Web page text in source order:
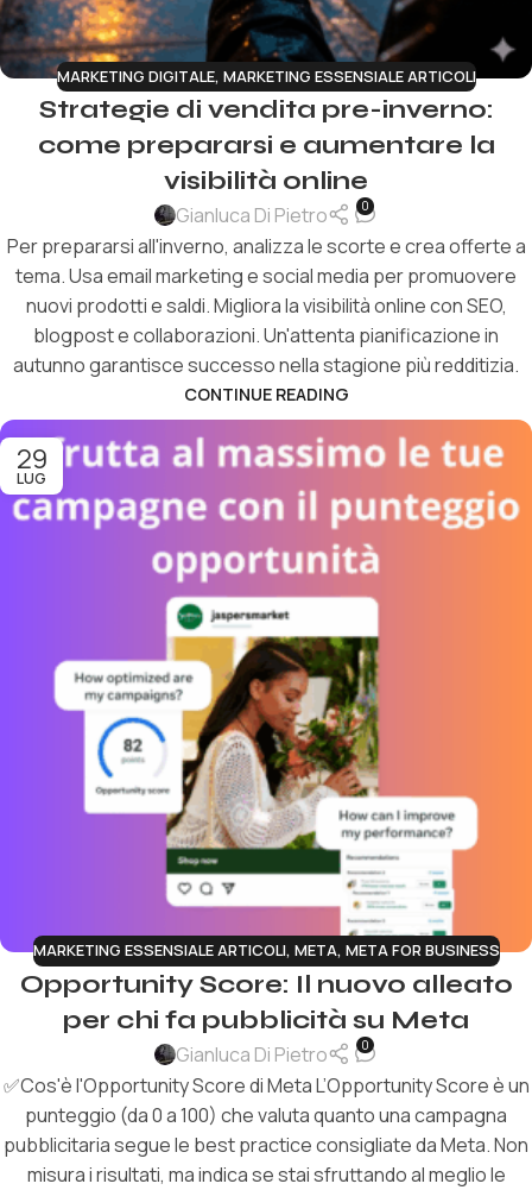
MARKETING DIGITALE, MARKETING ESSENSIALE ARTICOLI
Strategie di vendita pre-inverno:
come prepararsi e aumentare la
visibilità online
Gianluca Di Pietro 0
Per prepararsi all'inverno, analizza le scorte e crea offerte a
tema. Usa email marketing e social media per promuovere
nuovi prodotti e saldi. Migliora la visibilità online con SEO,
blogpost e collaborazioni. Un'attenta pianificazione in
autunno garantisce successo nella stagione più redditizia.
CONTINUE READING
29
LUG
MARKETING ESSENSIALE ARTICOLI, META, META FOR BUSINESS
Opportunity Score: Il nuovo alleato
per chi fa pubblicità su Meta
Gianluca Di Pietro 0
✅Cos'è l'Opportunity Score di Meta L’Opportunity Score è un
punteggio (da 0 a 100) che valuta quanto una campagna
pubblicitaria segue le best practice consigliate da Meta. Non
misura i risultati, ma indica se stai sfruttando al meglio le